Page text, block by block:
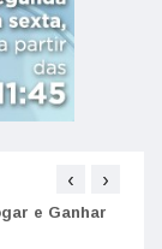
e Ganhar
‹ ›